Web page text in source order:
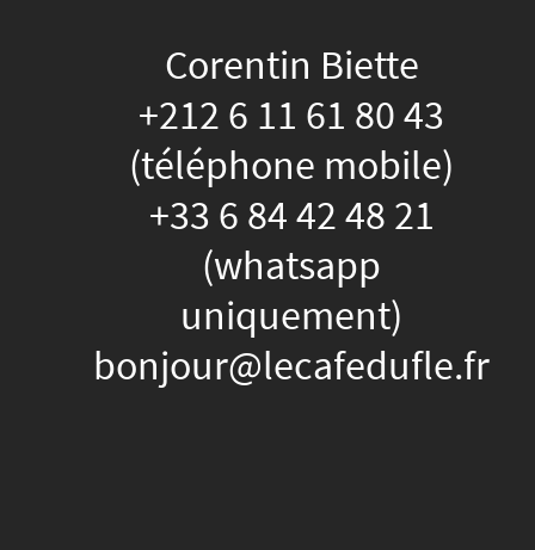
Corentin Biette
+212 6 11 61 80 43
(téléphone mobile)
+33 6 84 42 48 21
(whatsapp
uniquement)
bonjour@lecafedufle.fr